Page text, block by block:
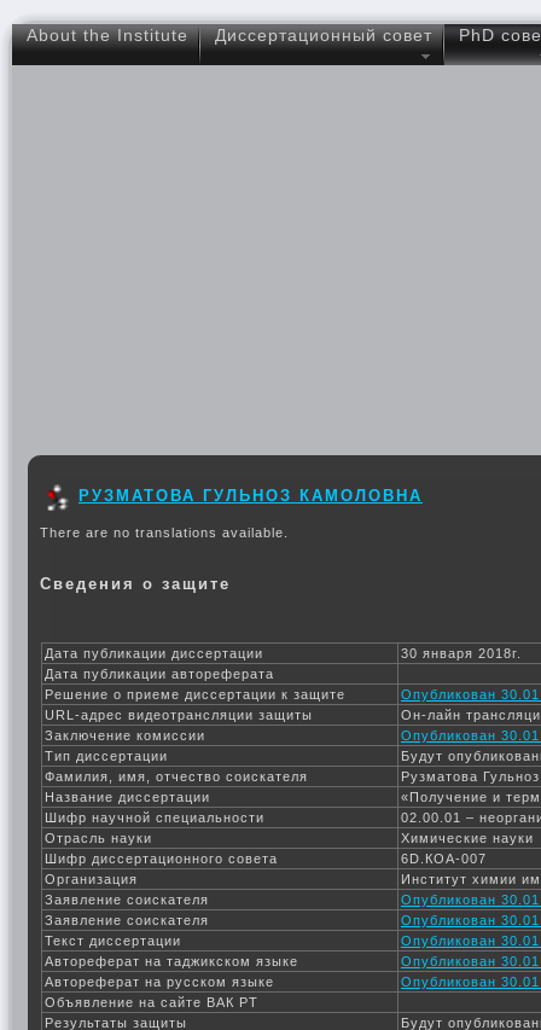
About the Institute Диссертационный совет PhD
РУЗМАТОВА ГУЛЬНОЗ КАМОЛОВНА
There are no translations available.
Сведения о защите
Дата публикации диссертации
30 января 2018г.
Дата публикации автореферата
Решение о приеме диссертации к защите
Опубликован
URL-адрес видеотрансляции защиты
Он-лайн
Заключение комиссии
Опубликован
Тип диссертации
Будут
Фамилия, имя, отчество соискателя
Рузматова
Название диссертации
«Получение и
Шифр научной специальности
02.00.01 –
Отрасль науки
Химические науки
Шифр диссертационного совета
6D.КОА-007
Организация
Институт химии
Заявление соискателя
Опубликован
Заявление соискателя
Опубликован
Текст диссертации
Опубликован
Автореферат на таджикском языке
Опубликован
Автореферат на русском языке
Опубликован
Объявление на сайте ВАК РТ
Результаты защиты
Будут